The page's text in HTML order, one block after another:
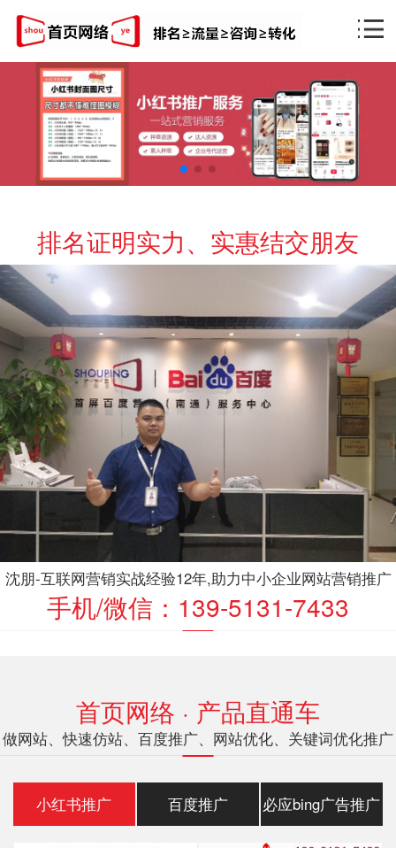
排名证明实力、实惠结交朋友
沈朋-互联网营销实战经验12年,助力中小企业网站营销推广
手机/微信：139-5131-7433
首页网络 · 产品直通车
做网站、快速仿站、百度推广、网站优化、关键词优化推广
小红书推广 百度推广 必应bing广告推广